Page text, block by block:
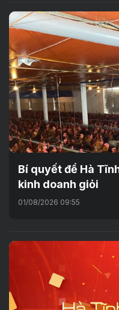
Bí quyết để Hà
kinh doanh giỏi
01/08/2026 09:55